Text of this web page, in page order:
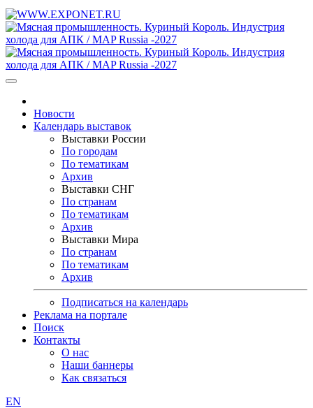
Новости
Календарь выставок
Выставки России
По городам
По тематикам
Архив
Выставки СНГ
По странам
По тематикам
Архив
Выставки Мира
По странам
По тематикам
Архив
Подписаться на календарь
Реклама на портале
Поиск
Контакты
О нас
Наши баннеры
Как связаться
EN